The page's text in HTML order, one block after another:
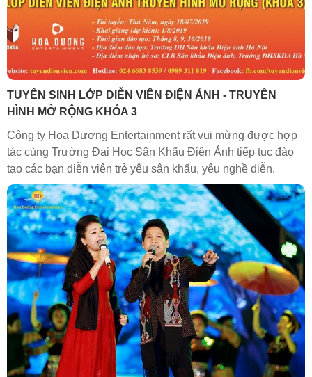
TUYỂN SINH LỚP DIỄN VIÊN ĐIỆN ẢNH - TRUYỀN
HÌNH MỞ RỘNG KHÓA 3
Công ty Hoa Dương Entertainment rất vui mừng được hợp
tác cùng Trường Đại Học Sân Khấu Điện Ảnh tiếp tục đào
tạo các bạn diễn viên trẻ yêu sân khấu, yêu nghề diễn.